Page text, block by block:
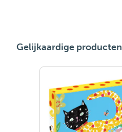
Gelijkaardige producten